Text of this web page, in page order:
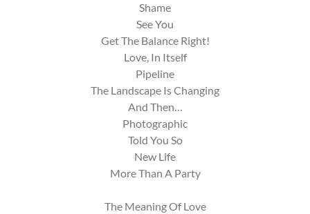
Shame
See You
Get The Balance Right!
Love, In Itself
Pipeline
The Landscape Is Changing
And Then…
Photographic
Told You So
New Life
More Than A Party
The Meaning Of Love